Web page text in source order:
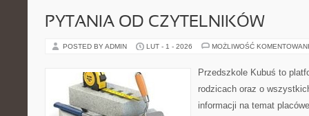
PYTANIA OD CZYTELNIKÓW
POSTED BY ADMIN LUT - 1 - 2026 MOŻLIWOŚĆ
Przedszkole Kubuś to
rodzicach oraz o
informacji na temat